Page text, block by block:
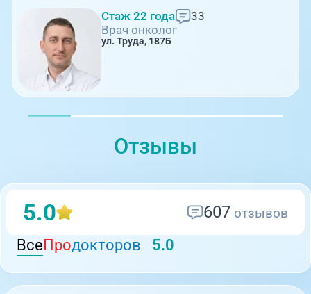
Стаж 22 года
33
Врач онколог
ул. Труда, 187Б
Отзывы
5.0 607 отзывов
ВсеПродокторов 5.0